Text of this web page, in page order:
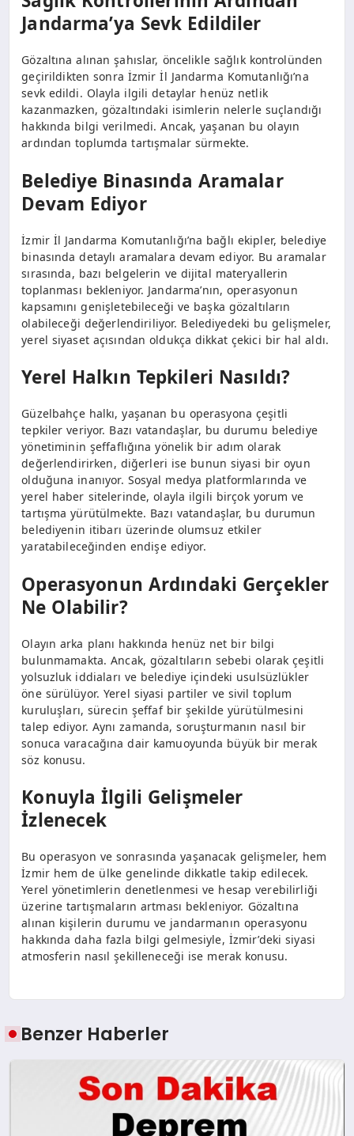
Jandarma’ya Sevk Edildiler
Gözaltına alınan şahıslar, öncelikle sağlık kontrolünden
geçirildikten sonra İzmir İl Jandarma Komutanlığı’na
sevk edildi. Olayla ilgili detaylar henüz netlik
kazanmazken, gözaltındaki isimlerin nelerle suçlandığı
hakkında bilgi verilmedi. Ancak, yaşanan bu olayın
ardından toplumda tartışmalar sürmekte.
Belediye Binasında Aramalar
Devam Ediyor
İzmir İl Jandarma Komutanlığı’na bağlı ekipler, belediye
binasında detaylı aramalara devam ediyor. Bu aramalar
sırasında, bazı belgelerin ve dijital materyallerin
toplanması bekleniyor. Jandarma’nın, operasyonun
kapsamını genişletebileceği ve başka gözaltıların
olabileceği değerlendiriliyor. Belediyedeki bu gelişmeler,
yerel siyaset açısından oldukça dikkat çekici bir hal aldı.
Yerel Halkın Tepkileri Nasıldı?
Güzelbahçe halkı, yaşanan bu operasyona çeşitli
tepkiler veriyor. Bazı vatandaşlar, bu durumu belediye
yönetiminin şeffaflığına yönelik bir adım olarak
değerlendirirken, diğerleri ise bunun siyasi bir oyun
olduğuna inanıyor. Sosyal medya platformlarında ve
yerel haber sitelerinde, olayla ilgili birçok yorum ve
tartışma yürütülmekte. Bazı vatandaşlar, bu durumun
belediyenin itibarı üzerinde olumsuz etkiler
yaratabileceğinden endişe ediyor.
Operasyonun Ardındaki Gerçekler
Ne Olabilir?
Olayın arka planı hakkında henüz net bir bilgi
bulunmamakta. Ancak, gözaltıların sebebi olarak çeşitli
yolsuzluk iddiaları ve belediye içindeki usulsüzlükler
öne sürülüyor. Yerel siyasi partiler ve sivil toplum
kuruluşları, sürecin şeffaf bir şekilde yürütülmesini
talep ediyor. Aynı zamanda, soruşturmanın nasıl bir
sonuca varacağına dair kamuoyunda büyük bir merak
söz konusu.
Konuyla İlgili Gelişmeler
İzlenecek
Bu operasyon ve sonrasında yaşanacak gelişmeler, hem
İzmir hem de ülke genelinde dikkatle takip edilecek.
Yerel yönetimlerin denetlenmesi ve hesap verebilirliği
üzerine tartışmaların artması bekleniyor. Gözaltına
alınan kişilerin durumu ve jandarmanın operasyonu
hakkında daha fazla bilgi gelmesiyle, İzmir’deki siyasi
atmosferin nasıl şekilleneceği ise merak konusu.
Benzer Haberler